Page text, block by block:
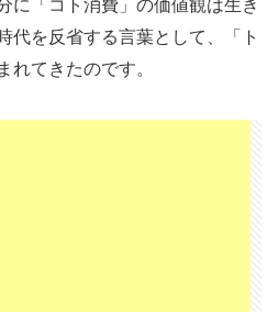
に「コト消費」の価値観は生き
代を反省する言葉として、「ト
れてきたのです。